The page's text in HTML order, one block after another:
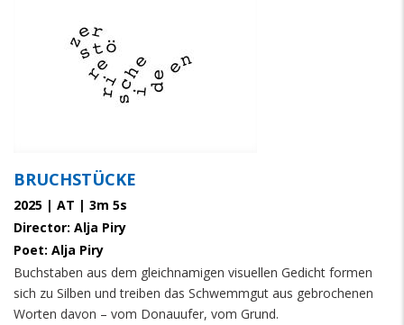
BRUCHSTÜCKE
2025 | AT | 3m 5s
Director: Alja Piry
Poet: Alja Piry
Buchstaben aus dem gleichnamigen visuellen Gedicht formen
sich zu Silben und treiben das Schwemmgut aus gebrochenen
Worten davon – vom Donauufer, vom Grund.